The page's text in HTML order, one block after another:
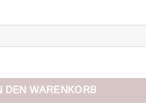
DEN WARENKORB